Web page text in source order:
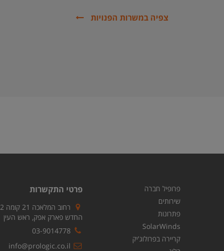
צפיה במשרות הפנויות
פרופיל חברה
שירותים
פתרונות
SolarWinds
קריירה בפרולוג'יק
פרטי התקשרות
החדש פארק אפק, ראש העין
03-9014778
info@prologic.co.il